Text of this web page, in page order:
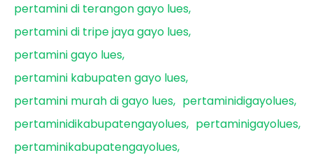
pertamini di terangon gayo lues
pertamini di tripe jaya gayo lues
pertamini gayo lues
pertamini kabupaten gayo lues
pertamini murah di gayo lues
pertaminidigayolues
pertaminidikabupatengayolues
pertaminigayolues
pertaminikabupatengayolues